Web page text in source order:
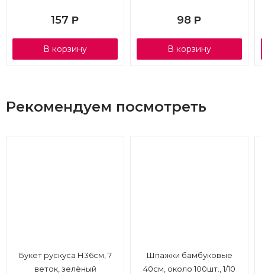
157 Р
В корзину
98 Р
В корзину
Рекомендуем посмотреть
Букет рускуса Н36см, 7
веток, зелёный
Шпажки бамбуковые
40см, около 100шт., 1/10